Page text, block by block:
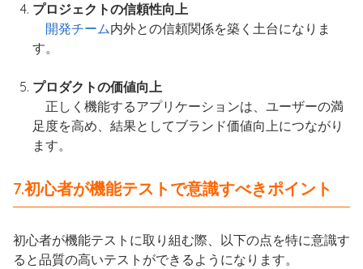
プロジェクトの信頼性向上
開発チーム内外との信頼関係を築く土台になりま
す。
プロダクトの価値向上
正しく機能するアプリケーションは、ユーザーの満
足度を高め、結果としてブランド価値向上につながり
ます。
7.初心者が機能テストで意識すべきポイント
初心者が機能テストに取り組む際、以下の点を特に意識す
ると品質の高いテストができるようになります。